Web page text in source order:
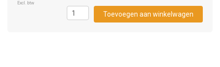
Excl. btw
Toevoegen aan winkelwagen